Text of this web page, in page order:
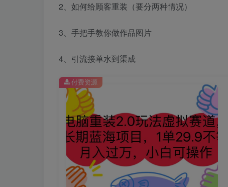
2、如何给顾客重装（要分两种情况）
3、手把手教你做作品图片
4、引流接单水到渠成
付费资源